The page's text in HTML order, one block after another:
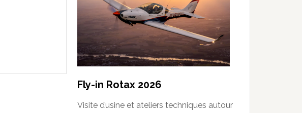
Fly-in Rotax 2026
Visite d’usine et ateliers techniques autour